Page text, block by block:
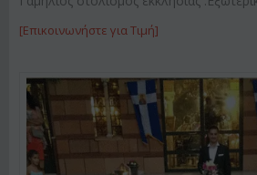
[Επικοινωνήστε για Τιμή]